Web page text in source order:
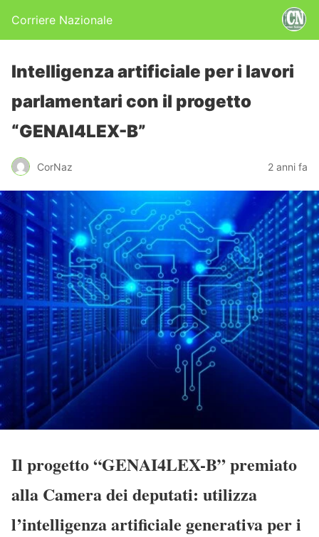
Corriere Nazionale
Intelligenza artificiale per i lavori
parlamentari con il progetto
“GENAI4LEX-B”
CorNaz 2 anni fa
Il progetto “GENAI4LEX-B” premiato
alla Camera dei deputati: utilizza
l’intelligenza artificiale generativa per i